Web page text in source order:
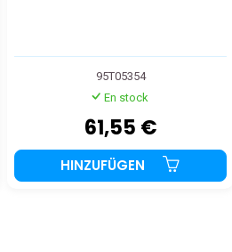
95T05354
En stock
61,55 €
HINZUFÜGEN